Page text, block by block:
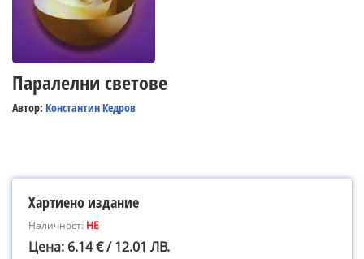
Паралелни светове
Автор: Константин Кедров
Хартиено издание
Наличност: НЕ
Цена: 6.14 € / 12.01 ЛВ.